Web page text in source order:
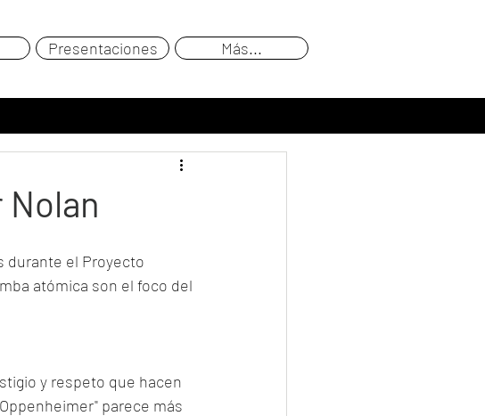
Presentaciones Más...
durante el Proyecto
atómica son el foco del
y respeto que hacen
parece más